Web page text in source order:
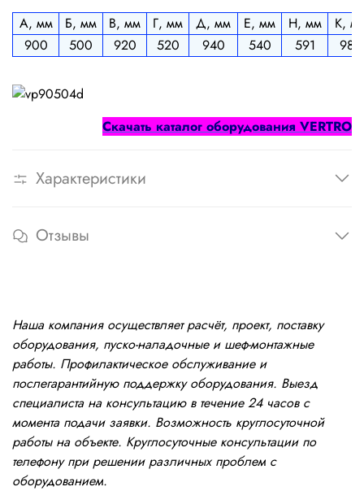
А, мм
Б, мм В, мм Г, мм Д, мм Е, мм Н, мм
К,
900
500 920 520 940 540 591 985
Cкачать каталог оборудования VERTRO
Характеристики
Отзывы
Наша компания осуществляет расчёт, проект, поставку
оборудования, пуско-наладочные и шеф-монтажные
работы. Профилактическое обслуживание и
послегарантийную поддержку оборудования. Выезд
специалиста на консультацию в течение 24 часов с
момента подачи заявки. Возможность круглосуточной
работы на объекте. Круглосуточные консультации по
телефону при решении различных проблем с
оборудованием.